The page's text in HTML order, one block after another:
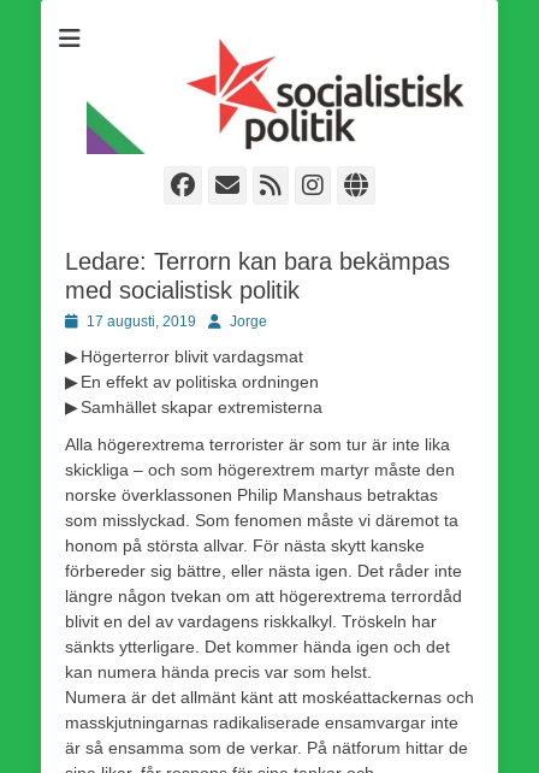
världsomfattande socialistiska Fjärde Internationalen och en viktig
tillgång i kampen för en socialistisk framtid!
Facebook
E-
Webbflöde
Instagram
Webbplats
Ledare: Terrorn kan bara bekämpas
med socialistisk politik
Publicerad
17 augusti, 2019 Författare
Jorge
▶ Högerterror blivit vardagsmat
▶ En effekt av politiska ordningen
▶ Samhället skapar extremisterna
Alla högerextrema terrorister är som tur är inte lika
skickliga – och som högerextrem martyr måste den
norske överklassonen Philip Manshaus betraktas
som misslyckad. Som fenomen måste vi däremot ta
honom på största allvar. För nästa skytt kanske
förbereder sig bättre, eller nästa igen. Det råder inte
längre någon tvekan om att högerextrema terrordåd
blivit en del av vardagens riskkalkyl. Tröskeln har
sänkts ytterligare. Det kommer hända igen och det
kan numera hända precis var som helst.
Numera är det allmänt känt att moskéattackernas och
masskjutningarnas radikaliserade ensamvargar inte
är så ensamma som de verkar. På nätforum hittar de